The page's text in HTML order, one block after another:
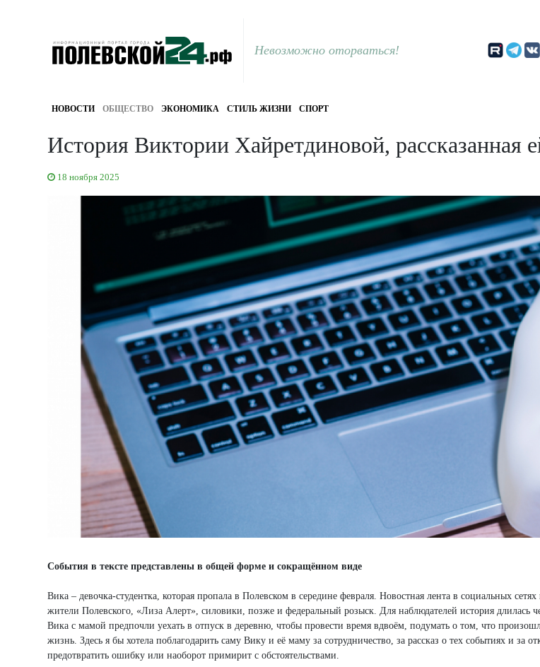
Невозможно оторваться!
НОВОСТИ ОБЩЕСТВО ЭКОНОМИКА СТИЛЬ ЖИЗНИ СПОРТ
История Виктории Хайретдиновой, рассказанная
18 ноября 2025
События в тексте представлены в общей форме и сокращённом виде
Вика – девочка-студентка, которая пропала в Полевском в середине февраля. Новостная лента в социальных
жители Полевского, «Лиза Алерт», силовики, позже и федеральный розыск. Для наблюдателей история
Вика с мамой предпочли уехать в отпуск в деревню, чтобы провести время вдвоём, подумать о том, что
жизнь. Здесь я бы хотела поблагодарить саму Вику и её маму за сотрудничество, за рассказ о тех событиях и
предотвратить ошибку или наоборот примирит с обстоятельствами.